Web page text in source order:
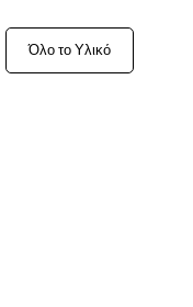
Όλο το Υλικό